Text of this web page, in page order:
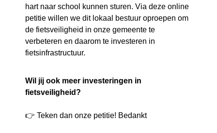
hart naar school kunnen sturen. Via deze online
petitie willen we dit lokaal bestuur oproepen om
de fietsveiligheid in onze gemeente te
verbeteren en daarom te investeren in
fietsinfrastructuur.
Wil jij ook meer investeringen in
fietsveiligheid?
👉 Teken dan onze petitie! Bedankt